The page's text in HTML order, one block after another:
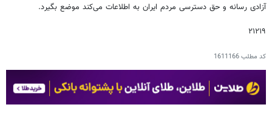
آزادی رسانه و حق دسترسی مردم ایران به اطلاعات می‌کند موضع بگیرد.
۲۱۲۱۹
کد مطلب1611166